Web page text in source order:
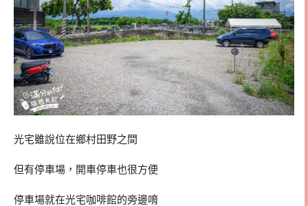
光宅雖說位在鄉村田野之間
但有停車場，開車停車也很方便
停車場就在光宅咖啡館的旁邊唷